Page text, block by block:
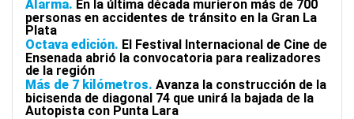
Alarma En la última década murieron más de 700
personas en accidentes de tránsito en la Gran La
Plata
Octava edición El Festival Internacional de Cine de
Ensenada abrió la convocatoria para realizadores
de la región
Más de 7 kilómetros Avanza la construcción de la
bicisenda de diagonal 74 que unirá la bajada de la
Autopista con Punta Lara